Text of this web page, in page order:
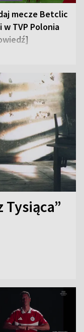
mecze Betclic
w TVP Polonia
Tysiąca”